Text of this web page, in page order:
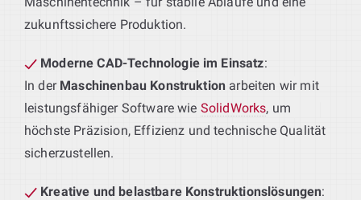
zukunftssichere Produktion.
Moderne CAD-Technologie im Einsatz:
In der Maschinenbau Konstruktion arbeiten wir mit
leistungsfähiger Software wie SolidWorks, um
höchste Präzision, Effizienz und technische Qualität
sicherzustellen.
Kreative und belastbare Konstruktionslösungen: